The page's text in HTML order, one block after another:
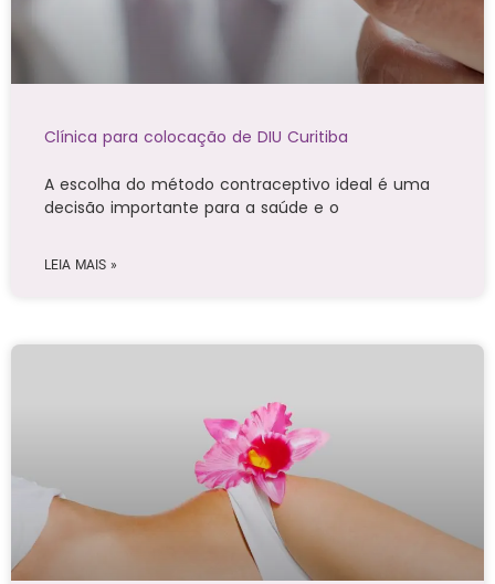
Clínica para colocação de DIU Curitiba
A escolha do método contraceptivo ideal é uma
decisão importante para a saúde e o
LEIA MAIS »